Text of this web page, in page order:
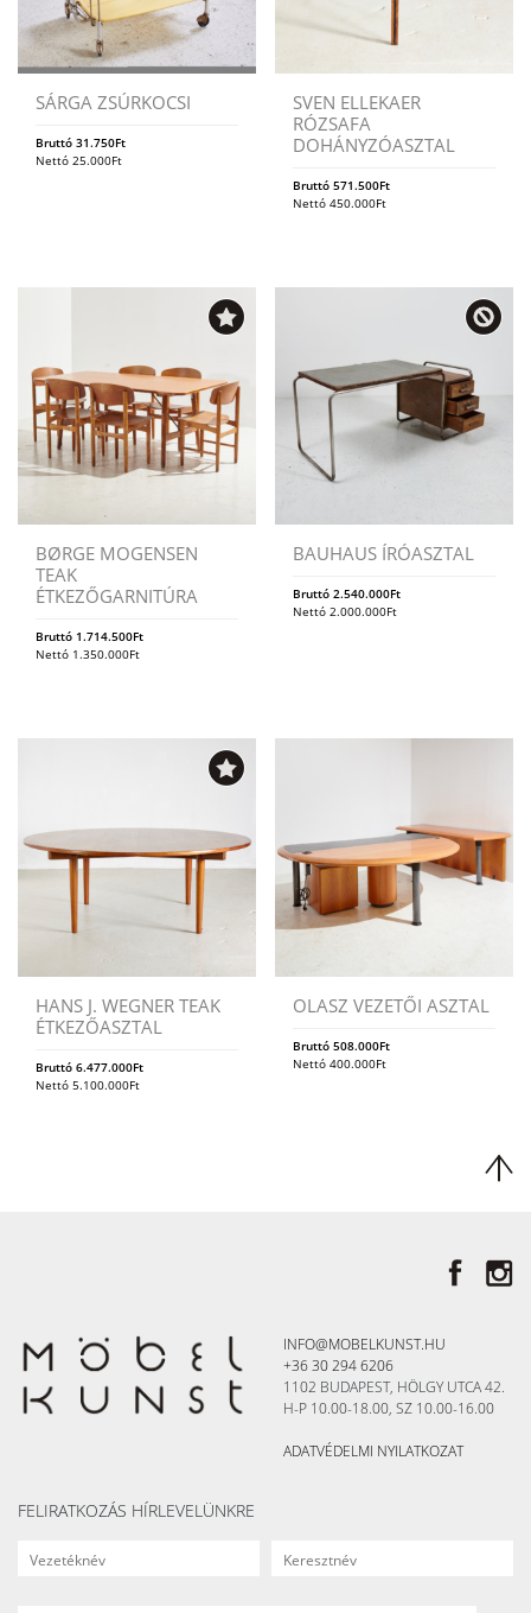
SÁRGA ZSÚRKOCSI
Bruttó 31.750Ft
Nettó 25.000Ft
SVEN ELLEKAER
RÓZSAFA
DOHÁNYZÓASZTAL
Bruttó571.500Ft
Nettó450.000Ft
BØRGE MOGENSEN
TEAK
ÉTKEZŐGARNITÚRA
Bruttó 1.714.500Ft
Nettó 1.350.000Ft
BAUHAUS ÍRÓASZTAL
Bruttó2.540.000Ft
Nettó2.000.000Ft
HANS J. WEGNER TEAK
ÉTKEZŐASZTAL
Bruttó 6.477.000Ft
Nettó 5.100.000Ft
OLASZ VEZETŐI ASZTAL
Bruttó508.000Ft
Nettó400.000Ft
INFO@MOBELKUNST.HU
+36 30 294 6206
1102 BUDAPEST, HÖLGY UTCA 42.
H-P 10.00-18.00, SZ 10.00-16.00
ADATVÉDELMI NYILATKOZAT
FELIRATKOZÁS HÍRLEVELÜNKRE